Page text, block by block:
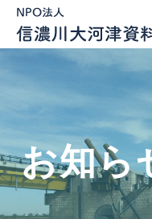
お知らせ・活動報
私たちについて
活動紹介
お知ら